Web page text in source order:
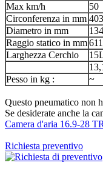
Max km/h
50
Circonferenza in mm
Diametro in mm
Raggio statico in mm611
Larghezza Cerchio
Pesso in kg :
~
Questo pneumatico non
Se desiderate anche la
Camera d'aria 16.9-28
Richiesta preventivo